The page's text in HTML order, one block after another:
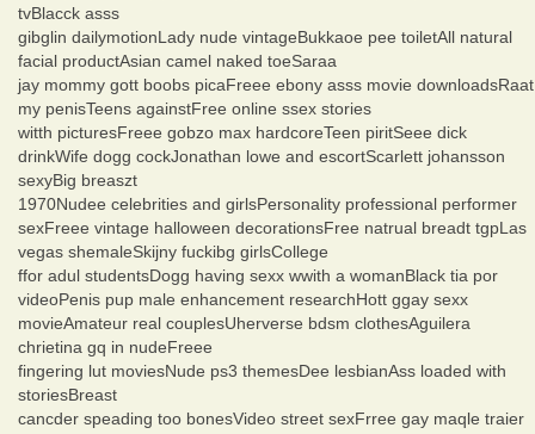
tvBlacck asss
gibglin dailymotionLady nude vintageBukkaoe pee toiletAll natural
facial productAsian camel naked toeSaraa
jay mommy gott boobs picaFreee ebony asss movie downloadsRaat
my penisTeens againstFree online ssex stories
witth picturesFreee gobzo max hardcoreTeen piritSeee dick
drinkWife dogg cockJonathan lowe and escortScarlett johansson
sexyBig breaszt
1970Nudee celebrities and girlsPersonality professional performer
sexFreee vintage halloween decorationsFree natrual breadt tgpLas
vegas shemaleSkijny fuckibg girlsCollege
ffor adul studentsDogg having sexx wwith a womanBlack tia por
videoPenis pup male enhancement researchHott ggay sexx
movieAmateur real couplesUherverse bdsm clothesAguilera
chrietina gq in nudeFreee
fingering lut moviesNude ps3 themesDee lesbianAss loaded with
storiesBreast
cancder speading too bonesVideo street sexFrree gay maqle traier